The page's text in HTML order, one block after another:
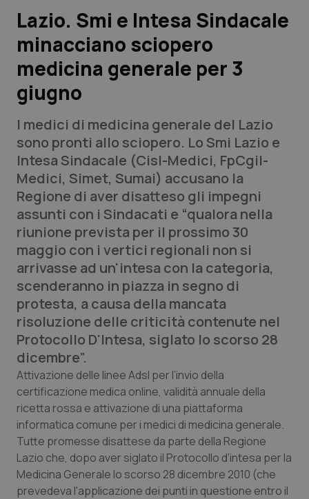
Lavoro e Professioni
Scienza e Farmaci
Studi e Analisi
Lettere al direttore
Edizioni Regionali
QS Pro
Professionisti Sanitari.AI
Abruzzo
Basilicata
Calabria
Campania
Emilia-Romagna
Friuli Venezia Giulia
Lazio
QS Pro Gold
Artrite & artrosi
Asma & BPCO
Car-T
Colesterolo & coronaropatie
Dermatite Atopica
Diabete & glucometri
QS Club Newsletter
Lazio. Smi e Intesa Sindacale
minacciano sciopero
medicina generale per 3
giugno
I medici di medicina generale del Lazio
sono pronti allo sciopero. Lo Smi Lazio e
Intesa Sindacale (Cisl-Medici, FpCgil-
Medici, Simet, Sumai) accusano la
Regione di aver disatteso gli impegni
assunti con i Sindacati e “qualora nella
riunione prevista per il prossimo 30
maggio con i vertici regionali non si
arrivasse ad un'intesa con la categoria,
scenderanno in piazza in segno di
protesta, a causa della mancata
risoluzione delle criticità contenute nel
Protocollo D'Intesa, siglato lo scorso 28
dicembre”.
Attivazione delle linee Adsl per l’invio della
certificazione medica online, validità annuale della
ricetta rossa e attivazione di una piattaforma
informatica comune per i medici di medicina generale.
Tutte promesse disattese da parte della Regione
Lazio che, dopo aver siglato il Protocollo d'intesa per la
Medicina Generale lo scorso 28 dicembre 2010 (che
prevedeva l'applicazione dei punti in questione entro il